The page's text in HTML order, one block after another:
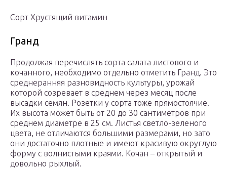
Сорт Хрустящий витамин
Гранд
Продолжая перечислять сорта салата листового и
кочанного, необходимо отдельно отметить Гранд. Это
среднеранняя разновидность культуры, урожай
которой созревает в среднем через месяц после
высадки семян. Розетки у сорта тоже прямостоячие.
Их высота может быть от 20 до 30 сантиметров при
среднем диаметре в 25 см. Листья светло-зеленого
цвета, не отличаются большими размерами, но зато
они достаточно плотные и имеют красивую округлую
форму с волнистыми краями. Кочан – открытый и
довольно рыхлый.